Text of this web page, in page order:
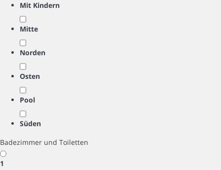
Mit Kindern
Mitte
Norden
Osten
Pool
Süden
Badezimmer und Toiletten
1